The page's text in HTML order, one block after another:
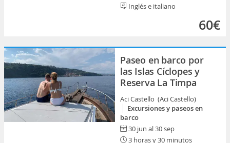
Inglés e italiano
60€
Paseo en barco por
las Islas Cíclopes y
Reserva La Timpa
Aci Castello (Aci Castello)
Excursiones y paseos en
barco
30 jun al 30 sep
3 horas y 30 minutos